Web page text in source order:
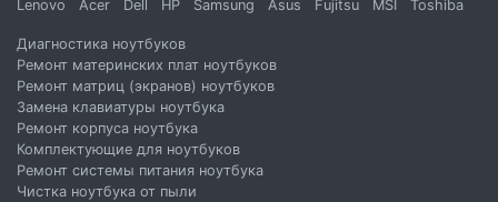
Lenovo Acer Dell HP Samsung Asus Fujitsu MSI Toshiba
Диагностика ноутбуков
Ремонт материнских плат ноутбуков
Ремонт матриц (экранов) ноутбуков
Замена клавиатуры ноутбука
Ремонт корпуса ноутбука
Комплектующие для ноутбуков
Ремонт системы питания ноутбука
Чистка ноутбука от пыли